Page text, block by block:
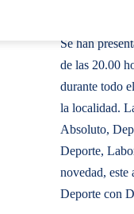
Se han
de las 20.00
durante todo
la localidad.
Absoluto,
Deporte,
novedad,
Deporte con